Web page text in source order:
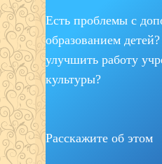
Есть проблемы с
образованием
улучшить работу
культуры?
Расскажите об этом